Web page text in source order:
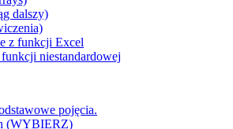
dalszy)
z funkcji Excel
niestandardowej
pojęcia.
(WYBIERZ)